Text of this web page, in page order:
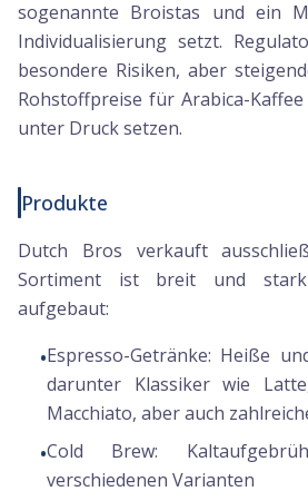
sogenannte Broistas und ein
Individualisierung setzt.
besondere Risiken, aber
Rohstoffpreise für Arabica-
unter Druck setzen.
Produkte
Dutch Bros verkauft
Sortiment ist breit und stark
aufgebaut:
•Espresso-Getränke: Heiße
darunter Klassiker wie
Macchiato, aber auch
•Cold Brew:
verschiedenen Varianten